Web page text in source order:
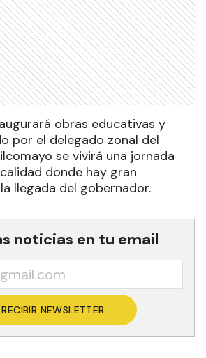
obras educativas y
por el delegado zonal del
se vivirá una jornada
donde hay gran
llegada del gobernador.
noticias en tu email
RECIBIR NEWSLETTER